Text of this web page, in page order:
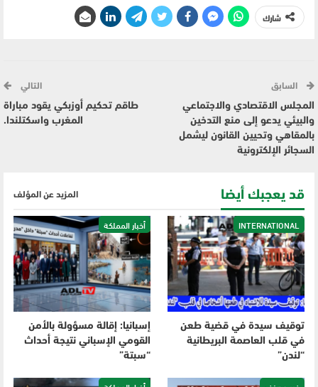
شارك
السابق
المجلس الاقتصادي والاجتماعي
والبيئي يدعو إلى منع التدخين
بالمقاهي وتحيين القانون ليشمل
السجائر الإلكترونية
التالي
طاقم تحكيم أوزبكي يقود مباراة
المغرب واسكتلندا.
قد يعجبك أيضا المزيد عن المؤلف
INTERNATIONAL
توقيف سيدة في قضية طعن
في قلب العاصمة البريطانية
“لندن”
أخبار المملكة
إسبانيا: إقالة مسؤولة بالأمن
القومي الإسباني نتيجة أحداث
“سبتة”